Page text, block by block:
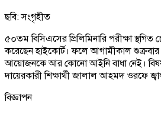
ছবি: সংগৃহীত
৫০তম বিসিএসের প্রিলিমিনারি পরীক্ষা স্থগিত
করেছেন হাইকোর্ট। ফলে আগামীকাল
আয়োজনকে আর কোনো আইনি বাধা নেই।
দায়েরকারী শিক্ষার্থী জালাল আহমদ ওরফে
বিজ্ঞাপন